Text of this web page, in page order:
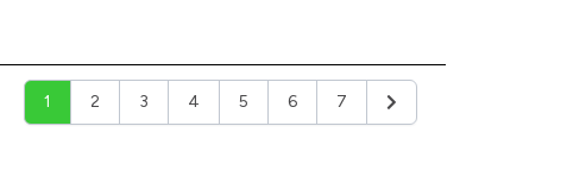
1 2 3 4 5 6 7 Siguiente